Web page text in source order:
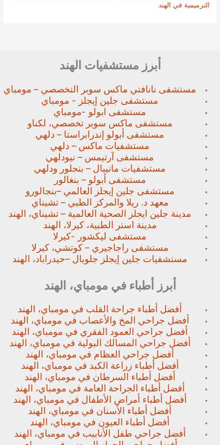
الترميمية في الهند
أبرز مستشفيات الهند
مستشفى نانافتي ماكس سوبر التخصصي – مومباي
مستشفى جلين إيجلز - مومباي
مستشفى ابولو -مومباي
مستشفى ماكس سوبر تخصصي، لكناو
مستشفى أبولو إندرابراستا – دلهي
مستشفيات ماكس – دلهي
مستشفى آرتيمس – نيودلهي
مستشفيات مانيبال – بنجلور ودلهي
مستشفى أبولو – بنغالور
مستشفى جلين إيجلز العالمي –بنجالورو
معهد د. ريلا والمركز الطبي – تشيناي
مدينة جلين ايجلز الصحية العالمية – تشيناي، الهند
مدينة استر الطبية، كيرلا، الهند
مستشفى ليكشور -كيرلا
مستشفى راجاجيري – كوتشي، كيرلا
مستشفيات جلين إيجلز جلوبال –حيدراباد، الهند
أبرز أطباء في مومباي، الهند
أفضل أطباء جراحة القلب في مومباي، الهند
أفضل جراحي المخ والأعصاب في مومباي، الهند
أفضل جراحي العمود الفقري في مومباي، الهند
أفضل جراحي المسالك البولية في مومباي، الهند
أفضل جراحي العظام في مومباي، الهند
أفضل أطباء زراعة الكبد في مومباي، الهند
أفضل أطباء السرطان في مومباي، الهند
أفضل أطباء الجراحة العامة في مومباي، الهند
أفضل أطباء أمراض الأطفال في مومباي، الهند
أفضل أطباء الأسنان في مومباي، الهند
أفضل أطباء العيون في مومباي، الهند
أفضل جراحي طفل الأنابيب في مومباي، الهند